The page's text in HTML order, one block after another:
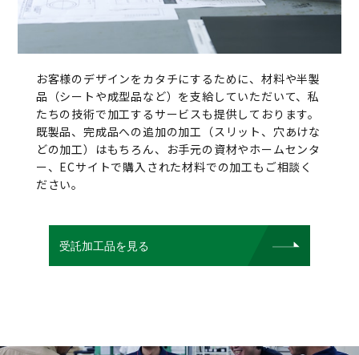
お客様のデザインをカタチにするために、材料や半製
品（シートや成型品など）を支給していただいて、私
たちの技術で加工するサービスも提供しております。
既製品、完成品への追加の加工（スリット、穴あけな
どの加工）はもちろん、お手元の資材やホームセンタ
ー、ECサイトで購入された材料での加工もご相談く
ださい。
受託加工品を見る